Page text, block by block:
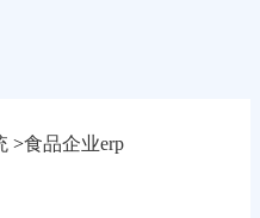
>食品企业erp